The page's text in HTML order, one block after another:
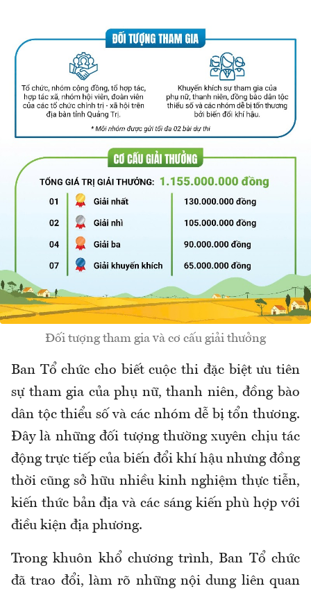
Đối tượng tham gia và cơ cấu giải thưởng
Ban Tổ chức cho biết cuộc thi đặc biệt ưu tiên
sự tham gia của phụ nữ, thanh niên, đồng bào
dân tộc thiểu số và các nhóm dễ bị tổn thương.
Đây là những đối tượng thường xuyên chịu tác
động trực tiếp của biến đổi khí hậu nhưng đồng
thời cũng sở hữu nhiều kinh nghiệm thực tiễn,
kiến thức bản địa và các sáng kiến phù hợp với
điều kiện địa phương.
Trong khuôn khổ chương trình, Ban Tổ chức
đã trao đổi, làm rõ những nội dung liên quan